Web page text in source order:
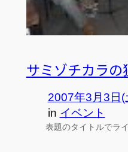
サミゾチカラ
2007年3月3日
in イベント
表題のタイトルでライ